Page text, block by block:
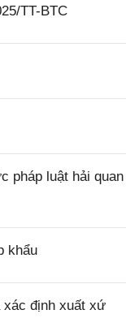
TT-BTC
pháp luật hải quan
khẩu
xác định xuất xứ